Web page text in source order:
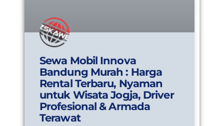
Sewa Mobil Innova
Bandung Murah : Harga
Rental Terbaru, Nyaman
untuk Wisata Jogja, Driver
Profesional & Armada
Terawat